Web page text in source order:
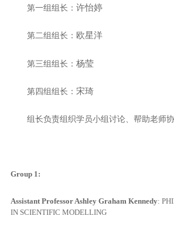
第一组组长： 许怡婷
第二组组长： 欧星洋
第三组组长： 杨莹
第四组组长： 宋琦
组长负责组织学员小组讨论、帮助老师协
Group 1:
Assistant Professor Ashley Graham Kennedy:
IN SCIENTIFIC MODELLING